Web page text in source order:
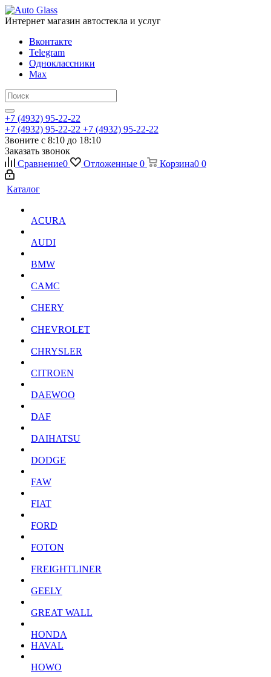
Интернет магазин автостекла и услуг
Вконтакте
Telegram
Одноклассники
Max
+7 (4932) 95-22-22
+7 (4932) 95-22-22 +7 (4932) 95-22-22
Звоните с 8:10 до 18:10
Заказать звонок
Сравнение0 Отложенные 0 Корзина0 0
Каталог
ACURA
AUDI
BMW
CAMC
CHERY
CHEVROLET
CHRYSLER
CITROEN
DAEWOO
DAF
DAIHATSU
DODGE
FAW
FIAT
FORD
FOTON
FREIGHTLINER
GEELY
GREAT WALL
HONDA
HAVAL
HOWO